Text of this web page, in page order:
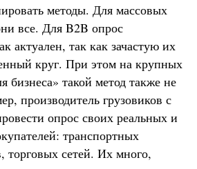
методы. Для массовых
все. Для B2B опрос
актуален, так как зачастую их
круг. При этом на крупных
бизнеса» такой метод также не
производитель грузовиков с
опрос своих реальных и
транспортных
торговых сетей. Их много,